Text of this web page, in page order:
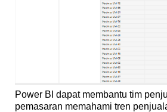
Power BI dapat membantu tim
pemasaran memahami tren